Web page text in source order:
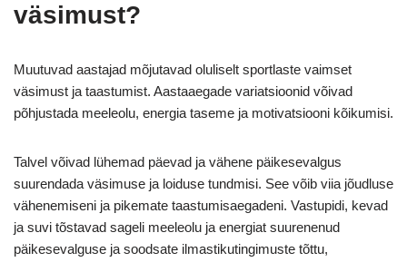
väsimust?
Muutuvad aastajad mõjutavad oluliselt sportlaste vaimset
väsimust ja taastumist. Aastaaegade variatsioonid võivad
põhjustada meeleolu, energia taseme ja motivatsiooni kõikumisi.
Talvel võivad lühemad päevad ja vähene päikesevalgus
suurendada väsimuse ja loiduse tundmisi. See võib viia jõudluse
vähenemiseni ja pikemate taastumisaegadeni. Vastupidi, kevad
ja suvi tõstavad sageli meeleolu ja energiat suurenenud
päikesevalguse ja soodsate ilmastikutingimuste tõttu,